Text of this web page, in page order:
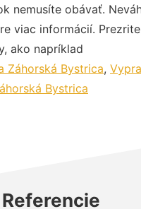
nemusíte obávať.
viac informácií.
ako napríklad
Záhorská Bystrica,
Bystrica
Referencie